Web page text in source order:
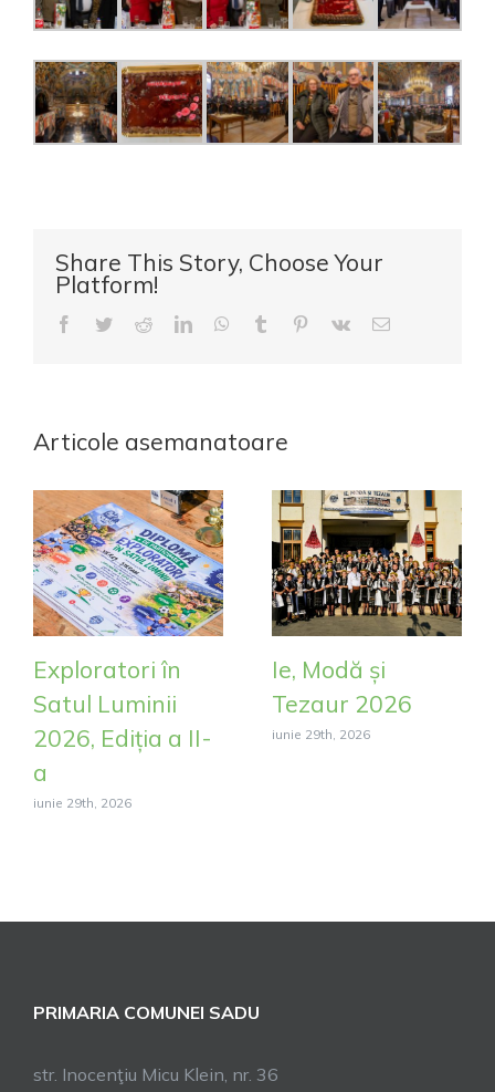
Share This Story, Choose Your
Platform!
Facebook
TwitterRedditLinkedInWhatsApp
Tumblr Pinterest
Vk
E-
Articole asemanatoare
Exploratori în
Satul Luminii
2026, Ediția a II-
a
iunie 29th, 2026
Ie, Modă și
Tezaur 2026
iunie 29th, 2026
PRIMARIA COMUNEI SADU
str. Inocenţiu Micu Klein, nr. 36